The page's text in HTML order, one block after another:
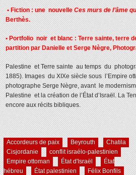
• Fiction : une nouvelleCes murs de l’âme
Berthès.
• Portfolio noir et blanc : Terre sainte, terre
partition par Danielle et Serge Nègre,
Palestine et Terre sainte au temps du
1885). Images du XIXe siècle sous l’Empire
photographe Serge Nègre, avant le
Palestine et la création de l’État d’Israël. La
encore aux récits bibliques.
Accordeurs de paix Beyrouth
Chatila
Cisjordanie
conflit israélo-palestinien
Empire ottoman
État d'Israël
État
hébreu
État palestinien Félix Bonfils